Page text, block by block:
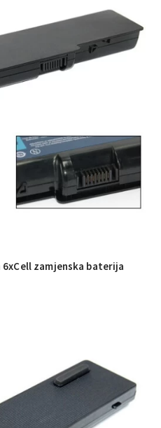
6xCell zamjenska baterija